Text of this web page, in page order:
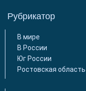
Рубрикатор
В мире
В России
Юг России
Ростовская область